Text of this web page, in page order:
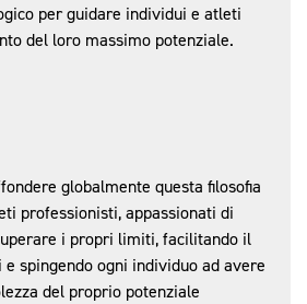
per guidare individui e atleti
del loro massimo potenziale.
globalmente questa filosofia
professionisti, appassionati di
i propri limiti, facilitando il
spingendo ogni individuo ad avere
del proprio potenziale